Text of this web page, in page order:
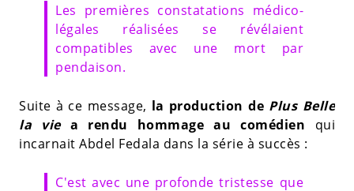
Les premières constatations médico-
légales réalisées se révélaient
compatibles avec une mort par
pendaison.
Suite à ce message, la production de Plus Belle
la vie a rendu hommage au comédien qui
incarnait Abdel Fedala dans la série à succès :
C'est avec une profonde tristesse que